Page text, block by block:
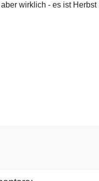
wirklich - es ist Herbst